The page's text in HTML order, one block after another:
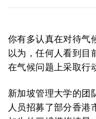
你有多认真在对待气
以为，任何人看到目
在气候问题上采取行
新加坡管理大学的团
人员招募了部分香港